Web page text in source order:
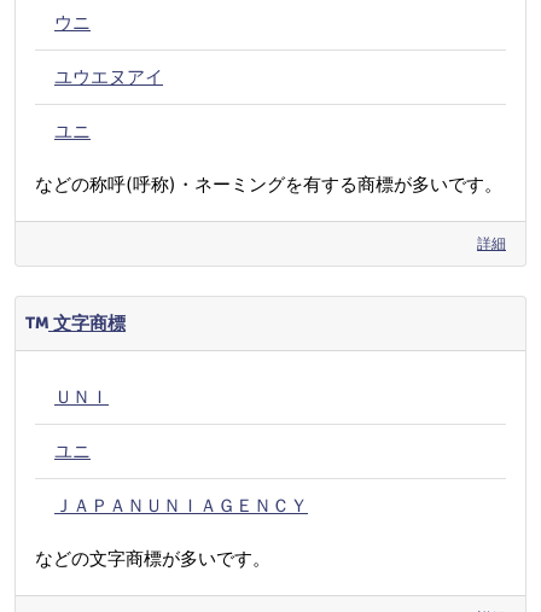
ウニ
ユウエヌアイ
ユニ
などの称呼(呼称)・ネーミングを有する商標が多いです。
詳細
文字商標
ＵＮＩ
ユニ
ＪＡＰＡＮＵＮＩＡＧＥＮＣＹ
などの文字商標が多いです。